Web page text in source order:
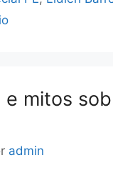
e mitos
admin